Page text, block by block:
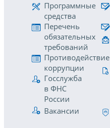
Программные
средства
Перечень
обязательных
требований
Противодействие
коррупции
Госслужба
в ФНС
России
Вакансии